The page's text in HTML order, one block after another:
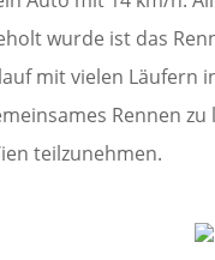
wurde ist das
mit vielen Läufern
Rennen
teilzunehmen.